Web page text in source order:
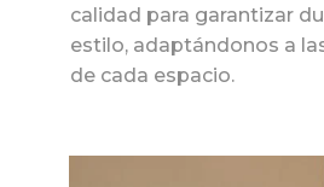
calidad para garantizar
estilo, adaptándonos a
de cada espacio.